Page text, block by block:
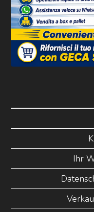
Ihr